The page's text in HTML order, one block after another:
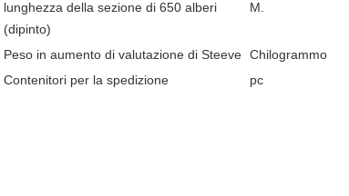
lunghezza della sezione di 650 alberi
(dipinto)
M.
Peso in aumento di valutazione di Steeve Chilogrammo
Contenitori per la spedizione
pc